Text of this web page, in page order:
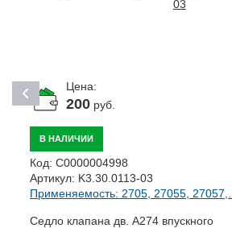
Цена:
200руб.
В НАЛИЧИИ
Код: С0000004998
Артикул: K3.30.0113-03
Применяемость: 2705, 27055, 27057,...
Седло клапана дв. A274 впускного